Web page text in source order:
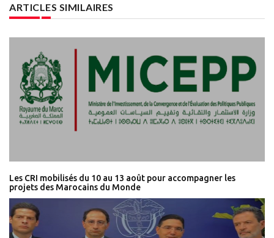
ARTICLES SIMILAIRES
Les CRI mobilisés du 10 au 13 août pour accompagner les
projets des Marocains du Monde